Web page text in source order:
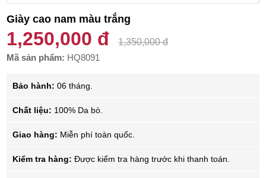
Giày cao nam màu trắng
1,250,000 đ
1,350,000 đ
Mã sản phẩm: HQ8091
Bảo hành: 06 tháng.
Chất liệu: 100% Da bò.
Giao hàng: Miễn phí toàn quốc.
Kiểm tra hàng: Được kiểm tra hàng trước khi thanh toán.